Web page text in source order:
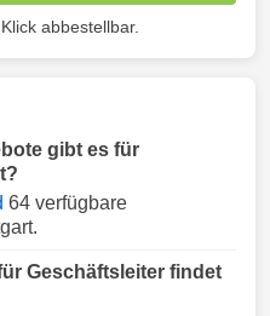
abbestellbar.
gibt es für
64 verfügbare
Geschäftsleiter findet